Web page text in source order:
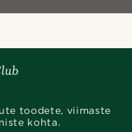
toodete, viimaste
kohta.